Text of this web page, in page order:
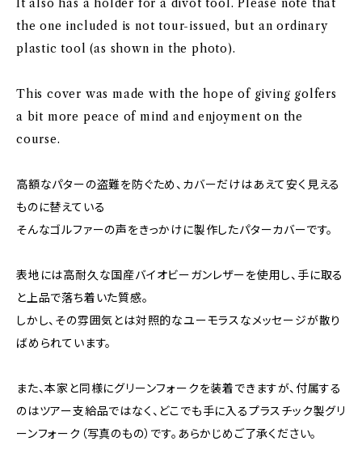
It also has a holder for a divot tool. Please note that
the one included is not tour-issued, but an ordinary
plastic tool (as shown in the photo).
This cover was made with the hope of giving golfers
a bit more peace of mind and enjoyment on the
course.
高額なパターの盗難を防ぐため、カバーだけはあえて安く見える
ものに替えている――
そんなゴルファーの声をきっかけに製作したパターカバーです。
表地には高耐久な国産バイオビーガンレザーを使用し、手に取る
と上品で落ち着いた質感。
しかし、その雰囲気とは対照的なユーモラスなメッセージが散り
ばめられています。
また、本家と同様にグリーンフォークを装着できますが、付属する
のはツアー支給品ではなく、どこでも手に入るプラスチック製グリ
ーンフォーク（写真のもの）です。あらかじめご了承ください。